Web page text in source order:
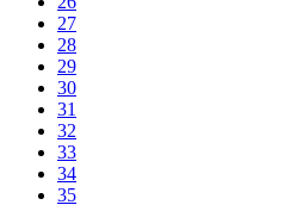
27
28
29
30
31
32
33
34
35